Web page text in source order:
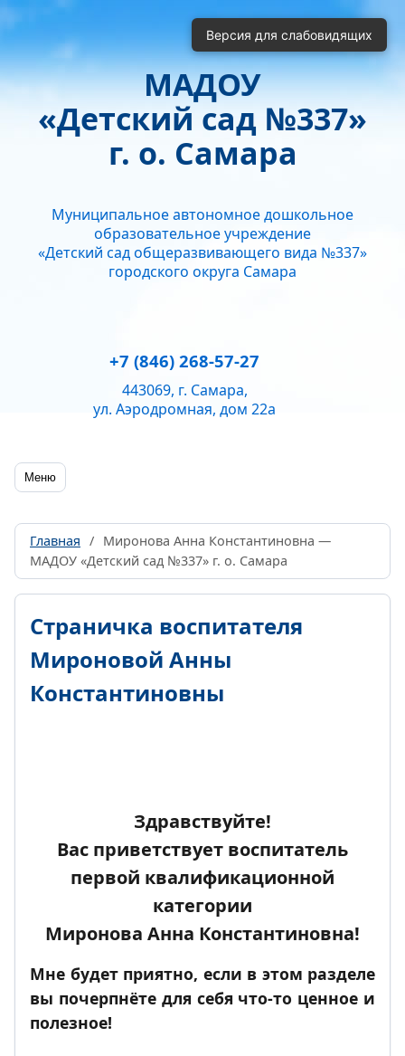
МАДОУ
«Детский сад №337»
г. о. Самара
Муниципальное автономное дошкольное
образовательное учреждение
«Детский сад общеразвивающего вида №337»
городского округа Самара
+7 (846) 268-57-27
443069, г. Самара,
ул. Аэродромная, дом 22а
Меню
Главная / Миронова Анна Константиновна —
МАДОУ «Детский сад №337» г. о. Самара
Страничка воспитателя
Мироновой Анны
Константиновны
Здравствуйте!
Вас приветствует воспитатель
первой квалификационной
категории
Миронова Анна Константиновна!
Мне будет приятно, если в этом разделе
вы почерпнёте для себя что-то ценное и
полезное!
Версия для слабовидящих
Монохромные изображения
Отключить Flash
Кернинг
Стандартный Средний Большой
Интервал
Полуторный Двойной
Без засечек С засечками
Нормально